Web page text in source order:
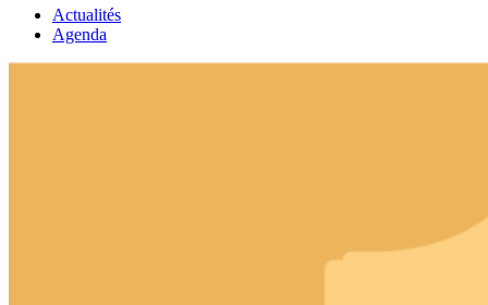
Actualités
Agenda